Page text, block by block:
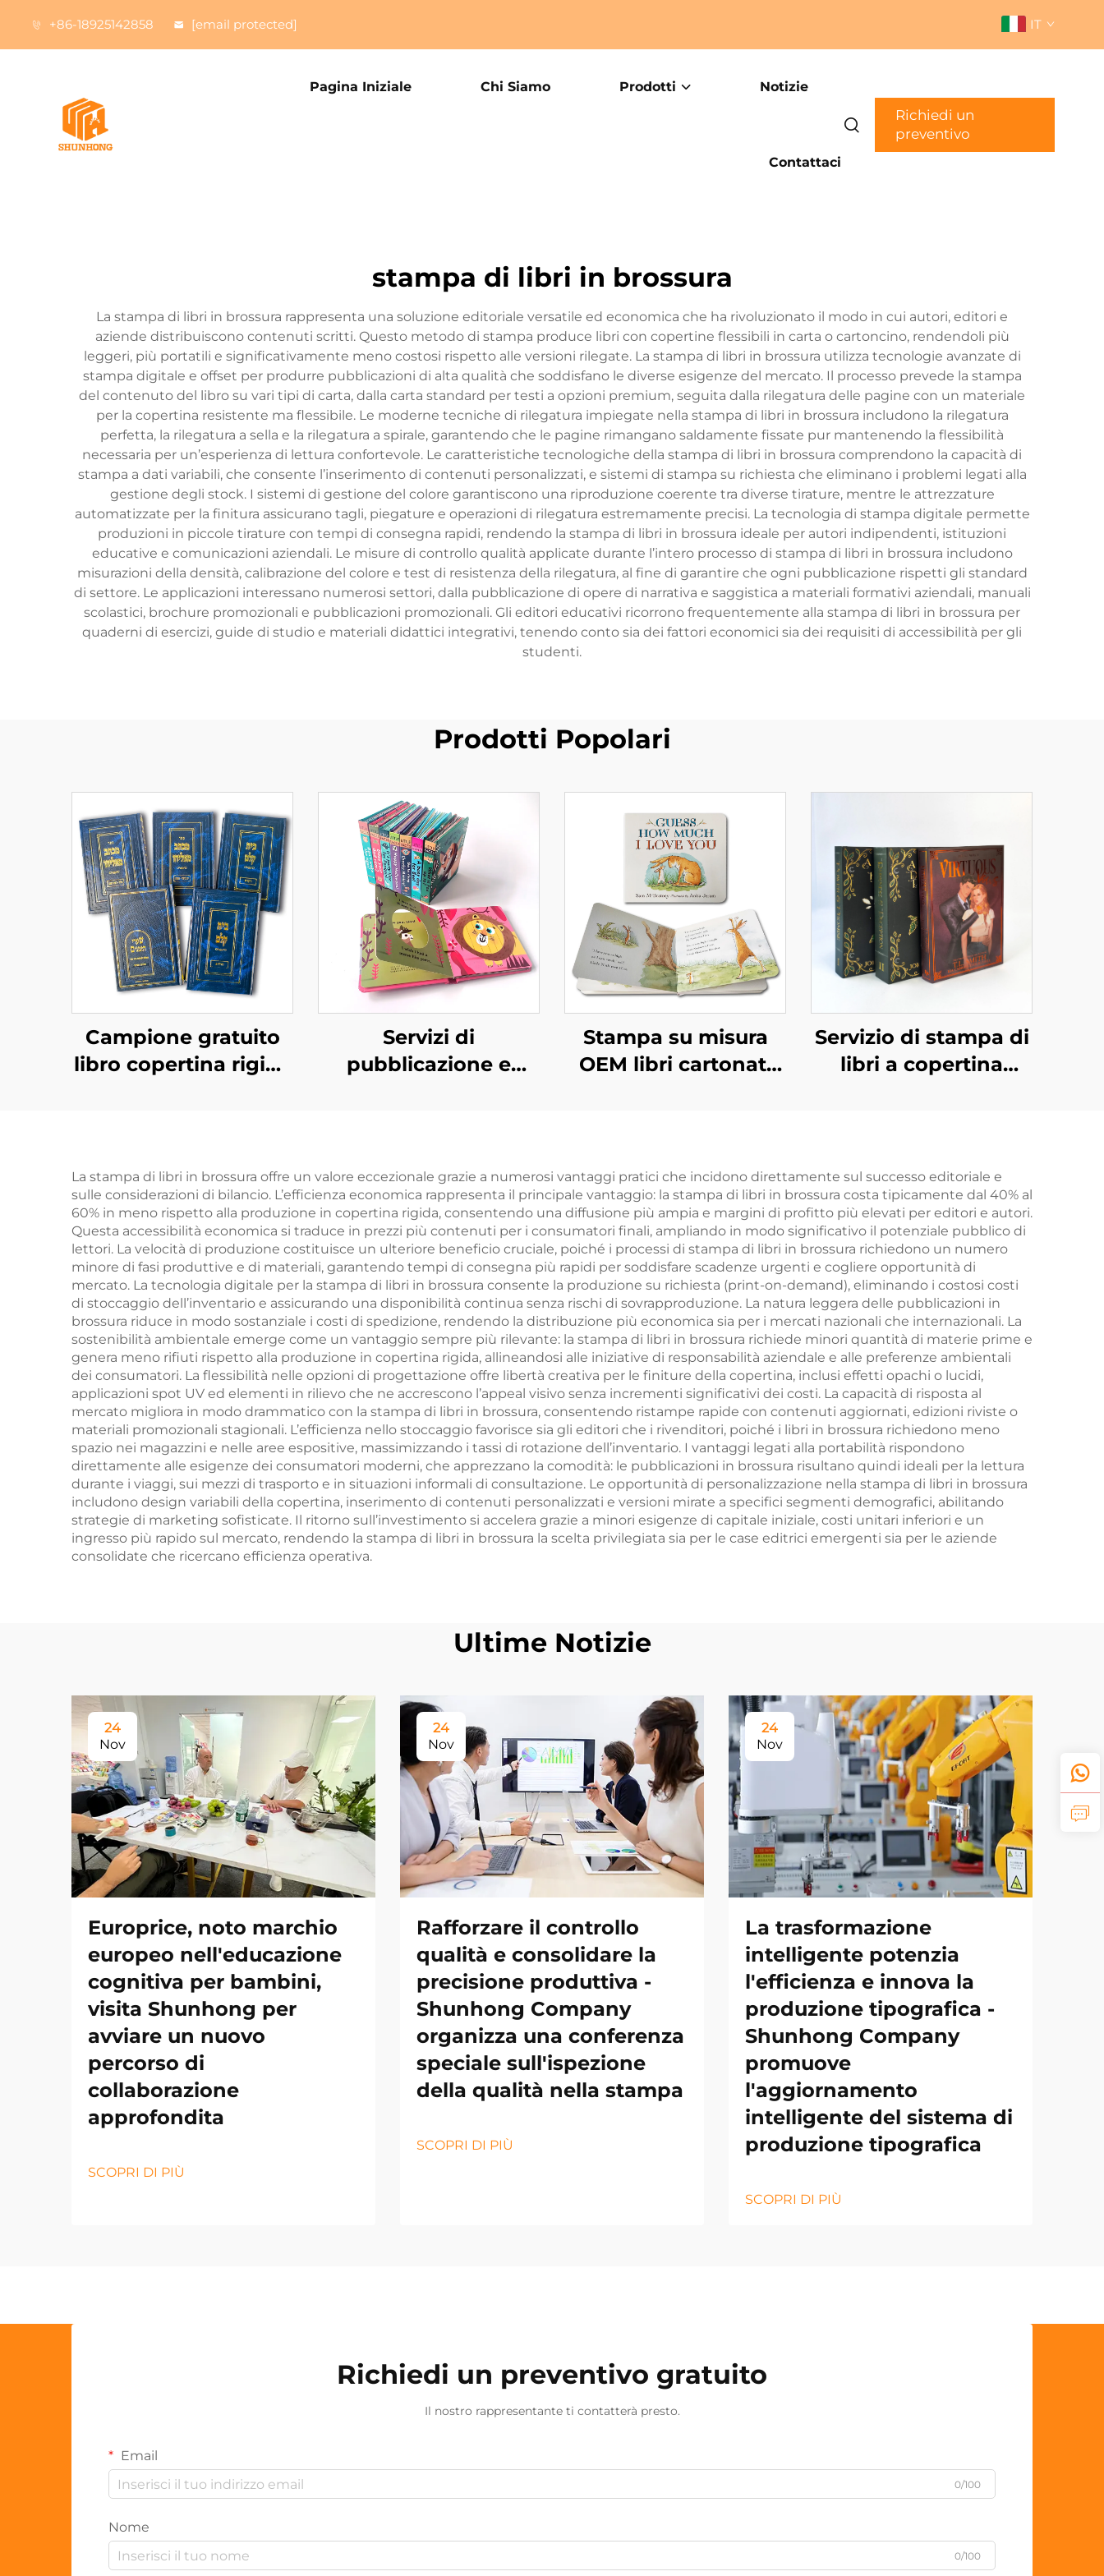
+86-18925142858 [email protected] IT
Pagina Iniziale Chi Siamo Prodotti Notizie
Contattaci
Richiedi un
preventivo
stampa di libri in brossura
La stampa di libri in brossura rappresenta una soluzione editoriale versatile ed economica che ha rivoluzionato il modo in cui autori, editori e
aziende distribuiscono contenuti scritti. Questo metodo di stampa produce libri con copertine flessibili in carta o cartoncino, rendendoli più
leggeri, più portatili e significativamente meno costosi rispetto alle versioni rilegate. La stampa di libri in brossura utilizza tecnologie avanzate di
stampa digitale e offset per produrre pubblicazioni di alta qualità che soddisfano le diverse esigenze del mercato. Il processo prevede la stampa
del contenuto del libro su vari tipi di carta, dalla carta standard per testi a opzioni premium, seguita dalla rilegatura delle pagine con un materiale
per la copertina resistente ma flessibile. Le moderne tecniche di rilegatura impiegate nella stampa di libri in brossura includono la rilegatura
perfetta, la rilegatura a sella e la rilegatura a spirale, garantendo che le pagine rimangano saldamente fissate pur mantenendo la flessibilità
necessaria per un’esperienza di lettura confortevole. Le caratteristiche tecnologiche della stampa di libri in brossura comprendono la capacità di
stampa a dati variabili, che consente l’inserimento di contenuti personalizzati, e sistemi di stampa su richiesta che eliminano i problemi legati alla
gestione degli stock. I sistemi di gestione del colore garantiscono una riproduzione coerente tra diverse tirature, mentre le attrezzature
automatizzate per la finitura assicurano tagli, piegature e operazioni di rilegatura estremamente precisi. La tecnologia di stampa digitale permette
produzioni in piccole tirature con tempi di consegna rapidi, rendendo la stampa di libri in brossura ideale per autori indipendenti, istituzioni
educative e comunicazioni aziendali. Le misure di controllo qualità applicate durante l’intero processo di stampa di libri in brossura includono
misurazioni della densità, calibrazione del colore e test di resistenza della rilegatura, al fine di garantire che ogni pubblicazione rispetti gli standard
di settore. Le applicazioni interessano numerosi settori, dalla pubblicazione di opere di narrativa e saggistica a materiali formativi aziendali, manuali
scolastici, brochure promozionali e pubblicazioni promozionali. Gli editori educativi ricorrono frequentemente alla stampa di libri in brossura per
quaderni di esercizi, guide di studio e materiali didattici integrativi, tenendo conto sia dei fattori economici sia dei requisiti di accessibilità per gli
studenti.
Prodotti Popolari
Campione gratuito
libro copertina rigida
personalizzati con
copertina rigida
servizio di stampa
Servizi di
pubblicazione e
della nanna Libri
educativi per asilo
Libri rilegati
Stampa su misura
OEM libri cartonati
interattivi per
bambini stampa libri
cartonati
Servizio di stampa di
libri a copertina
bordi spruzzati
La stampa di libri in brossura offre un valore eccezionale grazie a numerosi vantaggi pratici che incidono direttamente sul successo editoriale e
sulle considerazioni di bilancio. L’efficienza economica rappresenta il principale vantaggio: la stampa di libri in brossura costa tipicamente dal 40% al
60% in meno rispetto alla produzione in copertina rigida, consentendo una diffusione più ampia e margini di profitto più elevati per editori e autori.
Questa accessibilità economica si traduce in prezzi più contenuti per i consumatori finali, ampliando in modo significativo il potenziale pubblico di
lettori. La velocità di produzione costituisce un ulteriore beneficio cruciale, poiché i processi di stampa di libri in brossura richiedono un numero
minore di fasi produttive e di materiali, garantendo tempi di consegna più rapidi per soddisfare scadenze urgenti e cogliere opportunità di
mercato. La tecnologia digitale per la stampa di libri in brossura consente la produzione su richiesta (print-on-demand), eliminando i costosi costi
di stoccaggio dell’inventario e assicurando una disponibilità continua senza rischi di sovrapproduzione. La natura leggera delle pubblicazioni in
brossura riduce in modo sostanziale i costi di spedizione, rendendo la distribuzione più economica sia per i mercati nazionali che internazionali. La
sostenibilità ambientale emerge come un vantaggio sempre più rilevante: la stampa di libri in brossura richiede minori quantità di materie prime e
genera meno rifiuti rispetto alla produzione in copertina rigida, allineandosi alle iniziative di responsabilità aziendale e alle preferenze ambientali
dei consumatori. La flessibilità nelle opzioni di progettazione offre libertà creativa per le finiture della copertina, inclusi effetti opachi o lucidi,
applicazioni spot UV ed elementi in rilievo che ne accrescono l’appeal visivo senza incrementi significativi dei costi. La capacità di risposta al
mercato migliora in modo drammatico con la stampa di libri in brossura, consentendo ristampe rapide con contenuti aggiornati, edizioni riviste o
materiali promozionali stagionali. L’efficienza nello stoccaggio favorisce sia gli editori che i rivenditori, poiché i libri in brossura richiedono meno
spazio nei magazzini e nelle aree espositive, massimizzando i tassi di rotazione dell’inventario. I vantaggi legati alla portabilità rispondono
direttamente alle esigenze dei consumatori moderni, che apprezzano la comodità: le pubblicazioni in brossura risultano quindi ideali per la lettura
durante i viaggi, sui mezzi di trasporto e in situazioni informali di consultazione. Le opportunità di personalizzazione nella stampa di libri in brossura
includono design variabili della copertina, inserimento di contenuti personalizzati e versioni mirate a specifici segmenti demografici, abilitando
strategie di marketing sofisticate. Il ritorno sull’investimento si accelera grazie a minori esigenze di capitale iniziale, costi unitari inferiori e un
ingresso più rapido sul mercato, rendendo la stampa di libri in brossura la scelta privilegiata sia per le case editrici emergenti sia per le aziende
consolidate che ricercano efficienza operativa.
Ultime Notizie
24
Nov
Europrice, noto marchio
europeo nell'educazione
cognitiva per bambini,
visita Shunhong per
avviare un nuovo
percorso di
collaborazione
approfondita
SCOPRI DI PIÙ
24
Nov
Rafforzare il controllo
qualità e consolidare la
precisione produttiva -
Shunhong Company
organizza una conferenza
speciale sull'ispezione
della qualità nella stampa
SCOPRI DI PIÙ
24
Nov
La trasformazione
intelligente potenzia
l'efficienza e innova la
produzione tipografica -
Shunhong Company
promuove
l'aggiornamento
intelligente del sistema di
produzione tipografica
SCOPRI DI PIÙ
Richiedi un preventivo gratuito
Il nostro rappresentante ti contatterà presto.
Email
0/100
Nome
0/100